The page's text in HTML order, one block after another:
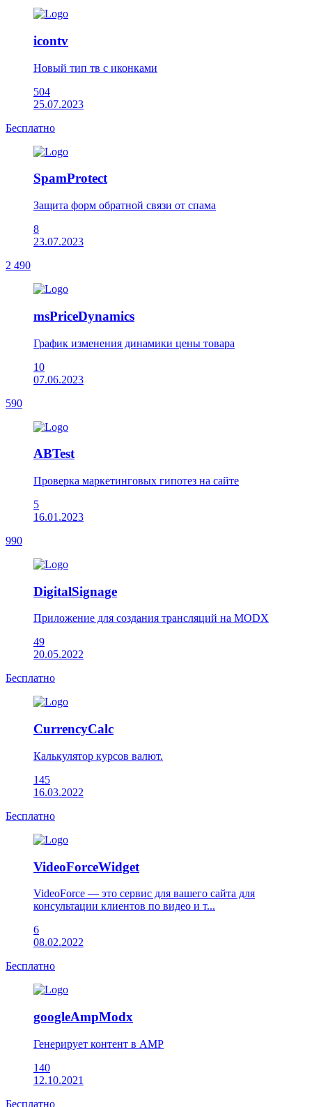
icontv
Новый тип тв с иконками
504
25.07.2023
Бесплатно
SpamProtect
Защита форм обратной связи от спама
8
23.07.2023
2 490
msPriceDynamics
График изменения динамики цены товара
10
07.06.2023
590
ABTest
Проверка маркетинговых гипотез на сайте
5
16.01.2023
990
DigitalSignage
Приложение для создания трансляций на MODX
49
20.05.2022
Бесплатно
CurrencyCalc
Калькулятор курсов валют.
145
16.03.2022
Бесплатно
VideoForceWidget
VideoForce — это сервис для вашего сайта для
консультации клиентов по видео и т...
6
08.02.2022
Бесплатно
googleAmpModx
Генерирует контент в AMP
140
12.10.2021
Бесплатно